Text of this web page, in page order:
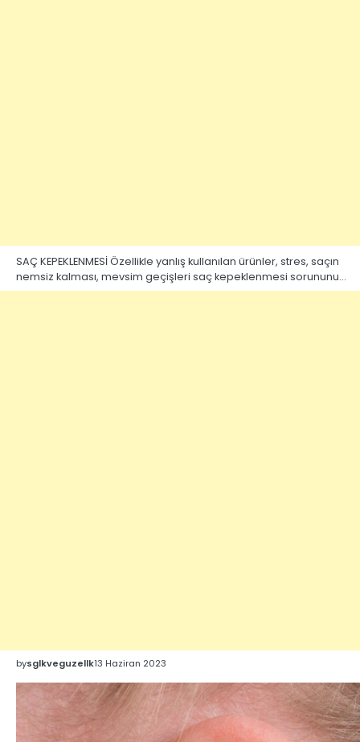
SAÇ KEPEKLENMESİ Özellikle yanlış kullanılan ürünler, stres, saçın
nemsiz kalması, mevsim geçişleri saç kepeklenmesi sorununu…
bysglkveguzellk13 Haziran 2023